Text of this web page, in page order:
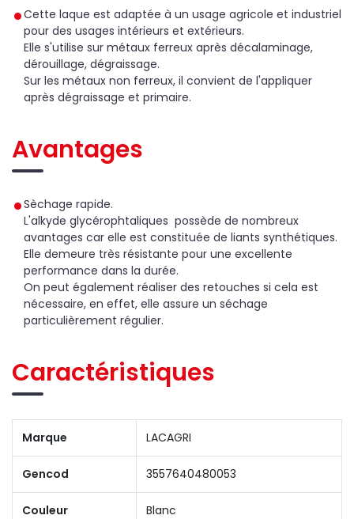
Cette laque est adaptée à un usage agricole et industriel
pour des usages intérieurs et extérieurs.
Elle s'utilise sur métaux ferreux après décalaminage,
dérouillage, dégraissage.
Sur les métaux non ferreux, il convient de l'appliquer
après dégraissage et primaire.
Avantages
Sèchage rapide.
L'alkyde glycérophtaliques possède de nombreux
avantages car elle est constituée de liants synthétiques.
Elle demeure très résistante pour une excellente
performance dans la durée.
On peut également réaliser des retouches si cela est
nécessaire, en effet, elle assure un séchage
particulièrement régulier.
Caractéristiques
Marque LACAGRI
Gencod 3557640480053
Couleur Blanc